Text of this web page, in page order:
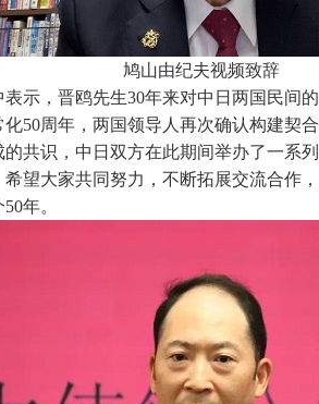
鸠山由纪夫视频致辞
示，晋鸥先生30年来对中日两国民间
50周年，两国领导人再次确认构建契
共识，中日双方在此期间举办了一系
望大家共同努力，不断拓展交流合作
年。